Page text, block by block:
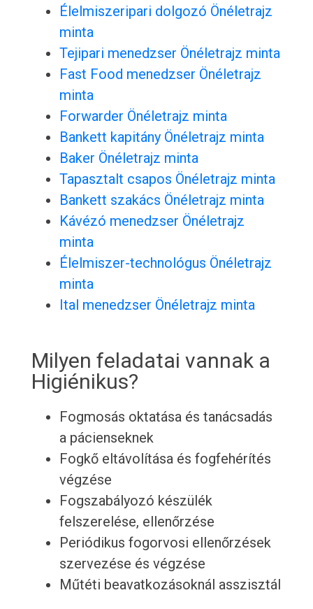
Élelmiszeripari dolgozó Önéletrajz
minta
Tejipari menedzser Önéletrajz minta
Fast Food menedzser Önéletrajz
minta
Forwarder Önéletrajz minta
Bankett kapitány Önéletrajz minta
Baker Önéletrajz minta
Tapasztalt csapos Önéletrajz minta
Bankett szakács Önéletrajz minta
Kávézó menedzser Önéletrajz
minta
Élelmiszer-technológus Önéletrajz
minta
Ital menedzser Önéletrajz minta
Milyen feladatai vannak a
Higiénikus?
Fogmosás oktatása és tanácsadás
a pácienseknek
Fogkő eltávolítása és fogfehérítés
végzése
Fogszabályozó készülék
felszerelése, ellenőrzése
Periódikus fogorvosi ellenőrzések
szervezése és végzése
Műtéti beavatkozásoknál asszisztál